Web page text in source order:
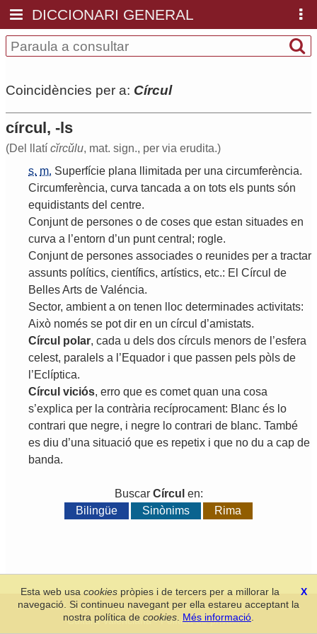
DICCIONARI GENERAL
Coincidències per a: Círcul
círcul, -ls
(Del llatí cĭrcǔlu, mat. sign., per via erudita.)
s. m. Superfície plana llimitada per una circumferència.
Circumferència, curva tancada a on tots els punts són
equidistants del centre.
Conjunt de persones o de coses que estan situades en
curva a ’entorn d’un punt central ; rogle.
Conjunt de persones associades o reunides per a tractar
assunts polítics, científics, artístics, etc.: El Círcul de
BellesArts de Valéncia.
Sector, ambient a on tenen lloc determinades activitats:
Això només se pot dir en un círcul d’amistats.
Círcul polar, cada u dels dos círculs menors de ’esfera
celest, paralels a ’Equador i que passen pels pòls de
’Eclíptica.
Círcul viciós, erro que es comet quan una cosa
s’explica per la contrària recíprocament: Blanc és lo
contrari que negre, i negre lo contrari de blanc. També
es diu d’una situació que es repetix i que no du a cap de
banda.
Buscar Círcul en:
Bilingüe
Sinònims Rima
Secció de Llengua i Lliteratura Valencianes-Real Acadèmia de
Cultura Valenciana-Política de privacitat
X
Esta web usacookies pròpies i de tercers per a millorar la
navegació. Si continueu navegant per ella estareu acceptant la
nostra política de cookies Més informació